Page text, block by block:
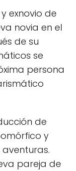
exnovio de
novia en el
de su
se
persona
de
y
pareja de